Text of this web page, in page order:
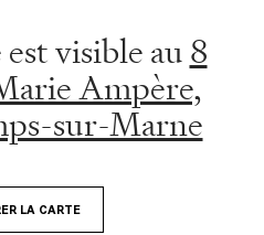
visible au 8
Ampère,
sur-Marne
LA CARTE